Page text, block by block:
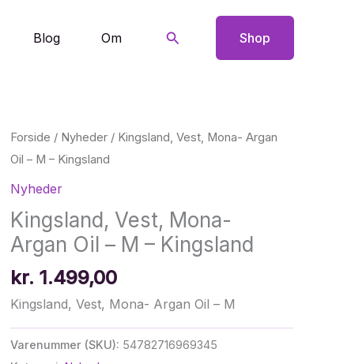
Blog Om Søg Shop
Forside / Nyheder/ Kingsland, Vest, Mona- Argan
Oil – M – Kingsland
Nyheder
Kingsland, Vest, Mona-
Argan Oil – M – Kingsland
kr. 1.499,00
Kingsland, Vest, Mona- Argan Oil – M
Varenummer (SKU): 54782716969345